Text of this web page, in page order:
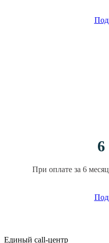
6
При оплате за 6
Единый call-центр